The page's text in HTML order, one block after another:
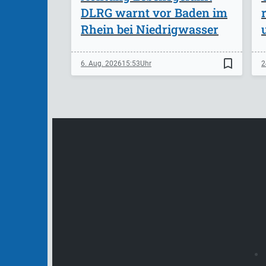
DLRG warnt vor Baden im
Rhein bei Niedrigwasser
6. Aug. 202615:53 bookmark_border